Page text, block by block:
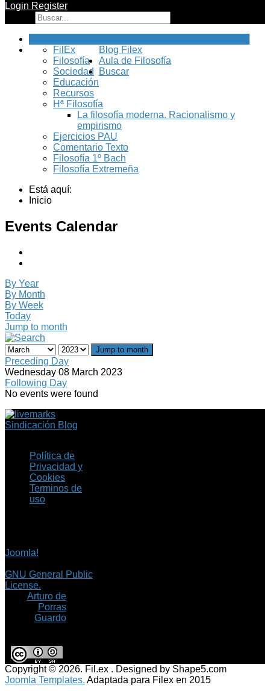
Login Register
Blog Filex
FilEx
Filosofía
Sociedad
Educación
Recursos
Aula de Filosofía
Hª Filosofía
La filosofía moderna. Racionalismo y
empirismo
Ejercicios PAU
Comentario Texto
Filosofía 1º Bach
Filosofía Extremeña
Buscar
Está aquí:
Inicio
Events Calendar
By Year
By Month
By Week
Today
Jump to month
Jump to month
Preceding Day
Wednesday 08 March 2023
Following Day
No events were found
Sindicación Blog
Política de
Privacidad y
Cookies
Terminos de
uso
Joomla!
GNU General Public
License.
Arturo de
Porras
Guardo
Copyright © 2026. Fil.ex . Designed by Shape5.com
Joomla Templates. Adaptada para Filex en 2015